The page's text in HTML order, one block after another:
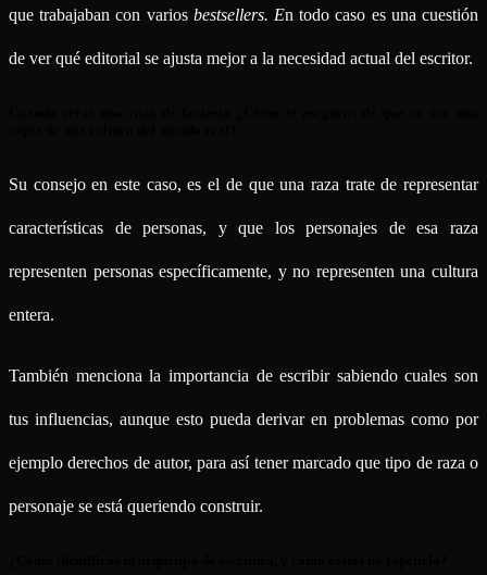
que trabajaban con varios bestsellers. En todo caso es una cuestión
de ver qué editorial se ajusta mejor a la necesidad actual del escritor.
Su consejo en este caso, es el de que una raza trate de representar
características de personas, y que los personajes de esa raza
representen personas específicamente, y no representen una cultura
entera.
También menciona la importancia de escribir sabiendo cuales son
tus influencias, aunque esto pueda derivar en problemas como por
ejemplo derechos de autor, para así tener marcado que tipo de raza o
personaje se está queriendo construir.